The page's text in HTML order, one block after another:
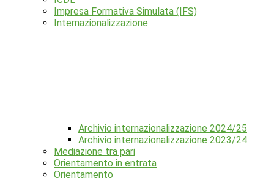
Impresa Formativa Simulata (IFS)
Internazionalizzazione
Archivio internazionalizzazione 2024/25
Archivio internazionalizzazione 2023/24
Mediazione tra pari
Orientamento in entrata
Orientamento